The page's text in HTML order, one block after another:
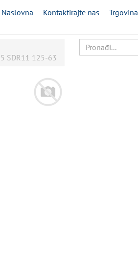
Naslovna Kontaktirajte nas Trgovina
SDR11 125-63